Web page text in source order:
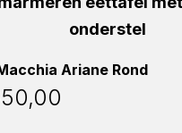
Ariane Rond